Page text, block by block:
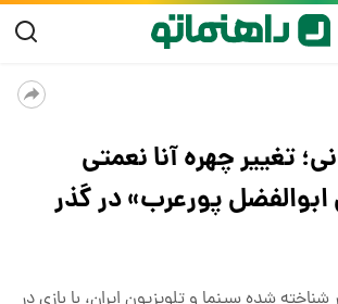
تغییر چهره آنا نعمتی
پورعرب» در گذر